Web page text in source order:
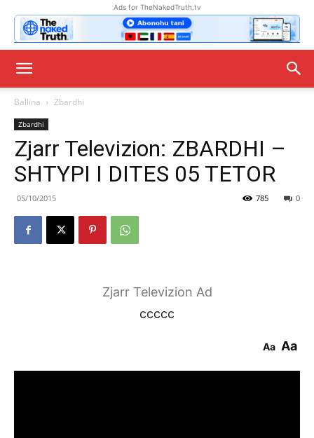
Ads for TheNakedTruth.tv
Ballina Zbardhi
Zbardhi
Zjarr Televizion: ZBARDHI –
SHTYPI I DITES 05 TETOR
05/10/2015 0
785
Zjarr Televizion Ad
ccccc
Aa Aa